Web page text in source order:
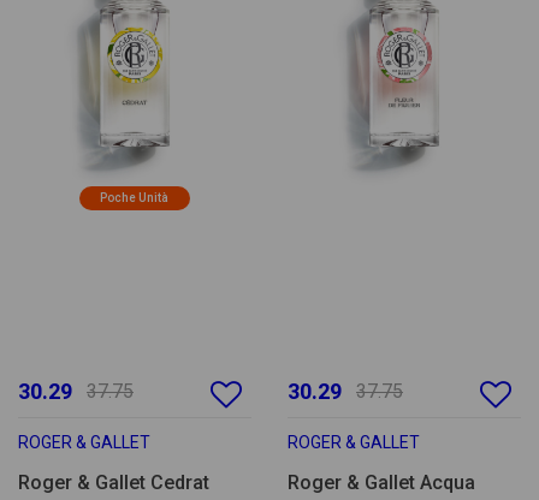
Poche Unità
30.29 37.75
ROGER & GALLET
Roger & Gallet Cedrat
30.29 37.75
ROGER & GALLET
Roger & Gallet Acqua